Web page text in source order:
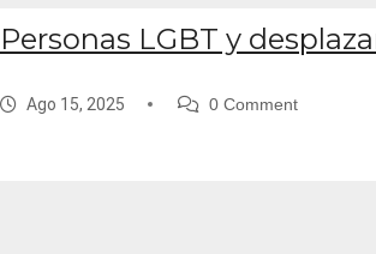
Personas LGBT y
Ago 15, 2025 0 Comment